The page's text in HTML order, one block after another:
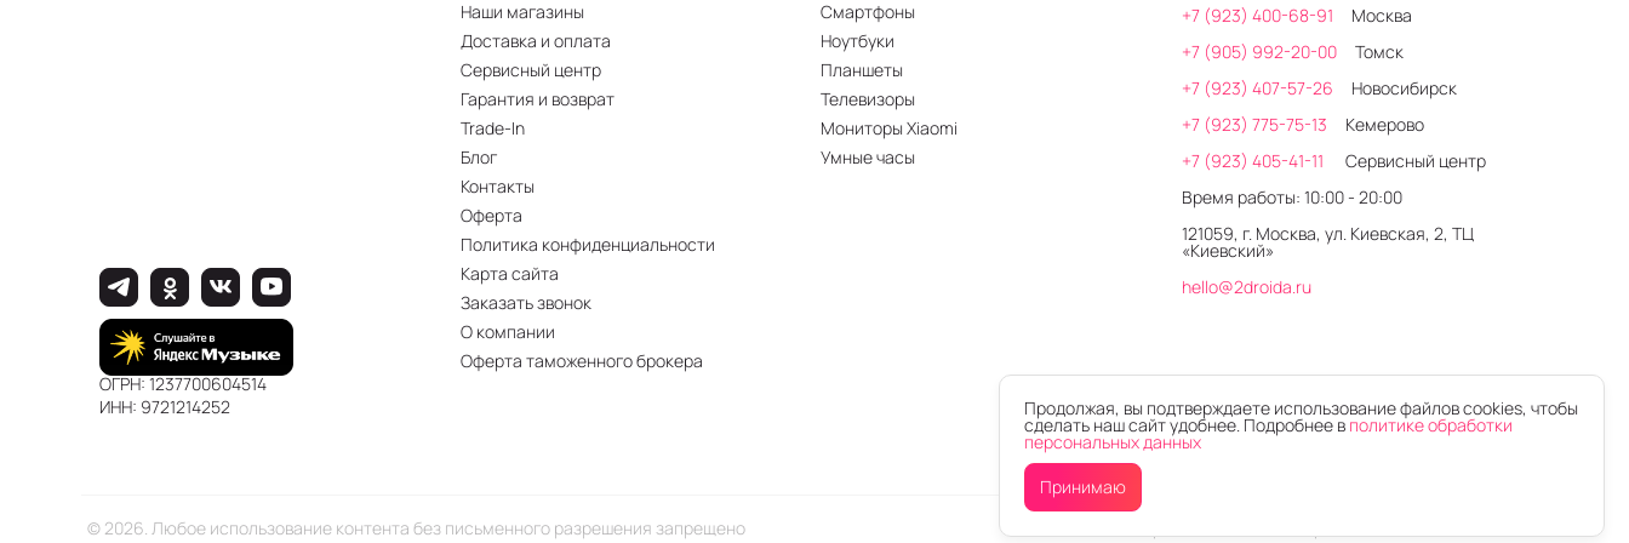
Наличием функции адаптации энергопотребления;
Высокой яркостью дисплея, в некоторых зонах доходящей до 4000 нит.
Есть вопросы о смартфоне Honor GT ? На них с удовольствием ответит специалист 2DROIDA .
Наши магазины
Доставка и оплата
Сервисный центр
Гарантия и возврат
Trade-In
Блог
Контакты
Оферта
Политика конфиденциальности
Карта сайта
Заказать звонок
О компании
Оферта таможенного брокера
Смартфоны
Ноутбуки
Планшеты
Телевизоры
Мониторы Xiaomi
Умные часы
+7 (923) 400-68-91
Москва
+7 (905) 992-20-00
Томск
+7 (923) 407-57-26
Новосибирск
+7 (923) 775-75-13
Кемерово
+7 (923) 405-41-11
Сервисный центр
Время работы: 10:00 - 20:00
121059, г. Москва, ул. Киевская, 2, ТЦ
«Киевский»
hello@2droida.ru
ОГРН: 1237700604514
ИНН: 9721214252
© 2026. Любое использование контента без письменного разрешения запрещено
Продолжая, вы подтверждаете использование файлов cookies, чтобы
сделать наш сайт удобнее. Подробнее в политике обработки
персональных данных
Принимаю